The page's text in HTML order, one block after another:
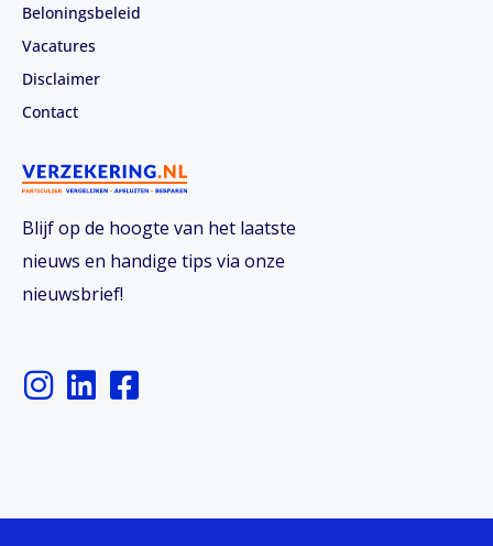
Blijf op de hoogte van het laatste
nieuws en handige tips via onze
nieuwsbrief!
I
n
g
L
i
d
F
a
o
Beloningsbeleid
Vacatures
Disclaimer
Contact